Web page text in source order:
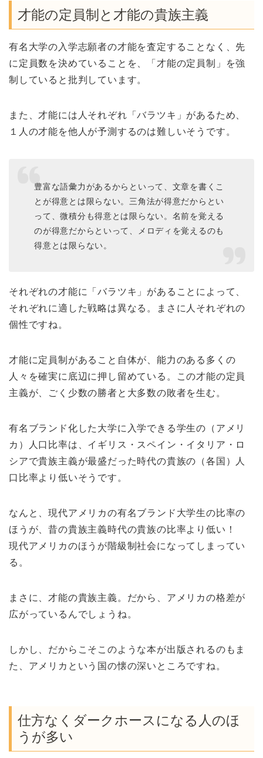
才能の定員制と才能の貴族主義
有名大学の入学志願者の才能を査定することなく、先
に定員数を決めていることを、「才能の定員制」を強
制していると批判しています。
また、才能には人それぞれ「バラツキ」があるため、
１人の才能を他人が予測するのは難しいそうです。
豊富な語彙力があるからといって、文章を書くこ
とが得意とは限らない。三角法が得意だからとい
って、微積分も得意とは限らない。名前を覚える
のが得意だからといって、メロディを覚えるのも
得意とは限らない。
それぞれの才能に「バラツキ」があることによって、
それぞれに適した戦略は異なる。まさに人それぞれの
個性ですね。
才能に定員制があること自体が、能力のある多くの
人々を確実に底辺に押し留めている。この才能の定員
主義が、ごく少数の勝者と大多数の敗者を生む。
有名ブランド化した大学に入学できる学生の（アメリ
カ）人口比率は、イギリス・スペイン・イタリア・ロ
シアで貴族主義が最盛だった時代の貴族の（各国）人
口比率より低いそうです。
なんと、現代アメリカの有名ブランド大学生の比率の
ほうが、昔の貴族主義時代の貴族の比率より低い！
現代アメリカのほうが階級制社会になってしまってい
る。
まさに、才能の貴族主義。だから、アメリカの格差が
広がっているんでしょうね。
しかし、だからこそこのような本が出版されるのもま
た、アメリカという国の懐の深いところですね。
仕方なくダークホースになる人のほ
うが多い